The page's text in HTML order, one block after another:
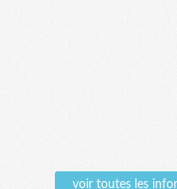
voir toutes les